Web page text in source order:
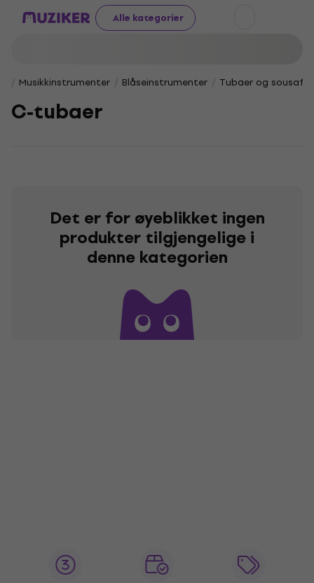
Alle kategorier
Musikkinstrumenter Blåseinstrumenter Tubaer og
C-tubaer
Det er for øyeblikket ingen
produkter tilgjengelige i
denne kategorien